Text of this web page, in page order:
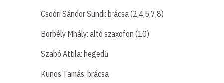
Csoóri Sándor Sündi: brácsa (2,4,5,7,8)
Borbély Mhály: altó szaxofon (10)
Szabó Attila: hegedű
Kunos Tamás: brácsa